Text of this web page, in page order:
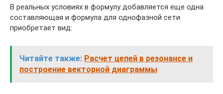
В реальных условиях в формулу добавляется еще одна
составляющая и формула для однофазной сети
приобретает вид:
Читайте также: Расчет цепей в резонансе и
построение векторной диаграммы